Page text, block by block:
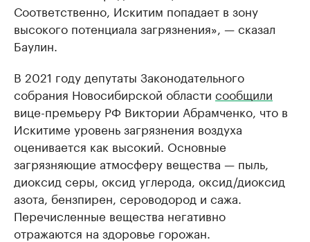
Соответственно, Искитим попадает в зону
высокого потенциала загрязнения», — сказал
Баулин.
В 2021 году депутаты Законодательного
собрания Новосибирской области сообщили
вице-премьеру РФ Виктории Абрамченко, что в
Искитиме уровень загрязнения воздуха
оценивается как высокий. Основные
загрязняющие атмосферу вещества — пыль,
диоксид серы, оксид углерода, оксид/диоксид
азота, бензпирен, сероводород и сажа.
Перечисленные вещества негативно
отражаются на здоровье горожан.